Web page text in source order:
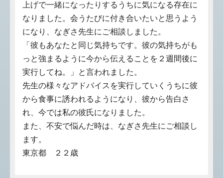
上げで一緒になったりするうちに気になる存在に
なりました。会うたびに付き合いたいと思うよう
になり、なぎさ先生にご相談しました。
「彼もあなたと同じ気持ちです。彼の気持ちがも
っと強まるように今から伝えることを２週間後に
実行してね。」と言われました。
先生の様々なアドバイスを実行していくうちに彼
から食事に誘われるようになり、彼から告白さ
れ、今では私の彼氏になりました。
また、不安で悩んだ時は、なぎさ先生にご相談し
ます。
東京都 ２２歳